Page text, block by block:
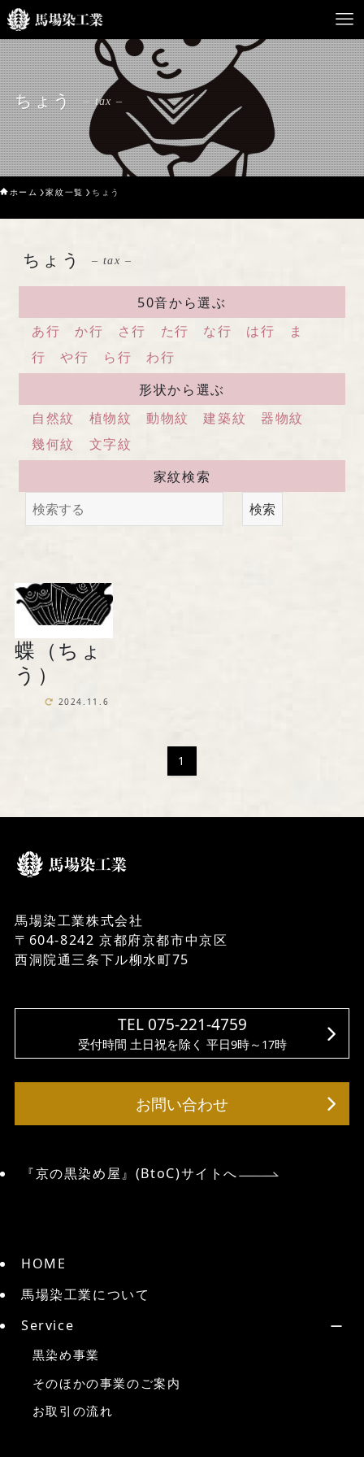
HOME
馬場染工業について
Service
企業案内
ライブラリー
お問い合わせ
馬場染工業株式会社
〒604-8242 京都府京都市中京区
西洞院通三条下ル柳水町75
TEL 075-221-4759
受付時間 土日祝を除く 平日9時～17時
『京の黒染め屋』（BtoC）サイトへ
ちょう – tax –
ホーム 家紋一覧 ちょう
ちょう – tax –
50音から選ぶ
あ行
か行 さ行 た行 な行 は行
ま
行
や行 ら行
わ行
形状から選ぶ
自然紋
植物紋 動物紋 建築紋
器物紋
幾何紋
文字紋
家紋検索
検索
蝶（ちょ
う）
2024.11.6
1
馬場染工業株式会社
〒604-8242 京都府京都市中京区
西洞院通三条下ル柳水町75
TEL 075-221-4759
受付時間 土日祝を除く 平日9時～17時
お問い合わせ
『京の黒染め屋』(BtoC)サイトへ
HOME
馬場染工業について
Service
黒染め事業
そのほかの事業のご案内
お取引の流れ